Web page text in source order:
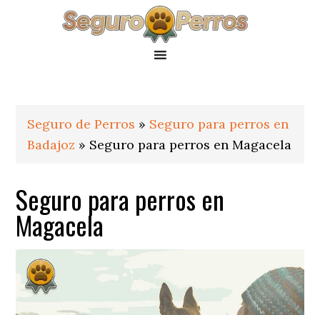
Seguro de Perros » Seguro para perros en
Badajoz » Seguro para perros en Magacela
Seguro para perros en
Magacela